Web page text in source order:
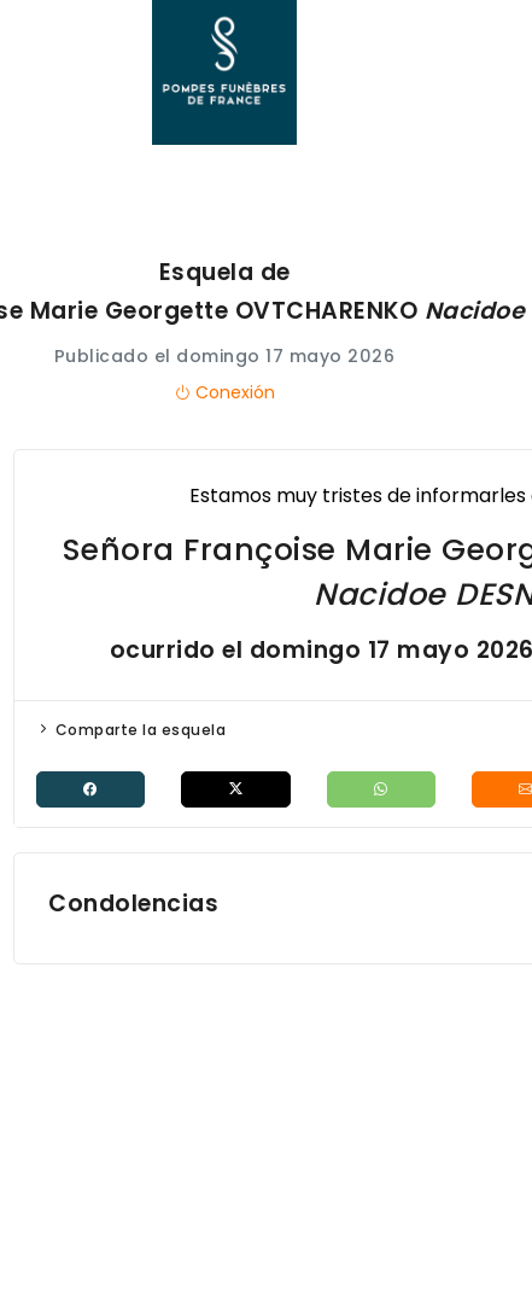
Esquela de
Marie Georgette OVTCHARENKO Nacidoe
Publicado el domingo 17 mayo 2026
Conexión
Estamos muy tristes de
Señora Françoise Marie
Nacidoe
ocurrido el domingo 17 mayo
Comparte la esquela
Condolencias